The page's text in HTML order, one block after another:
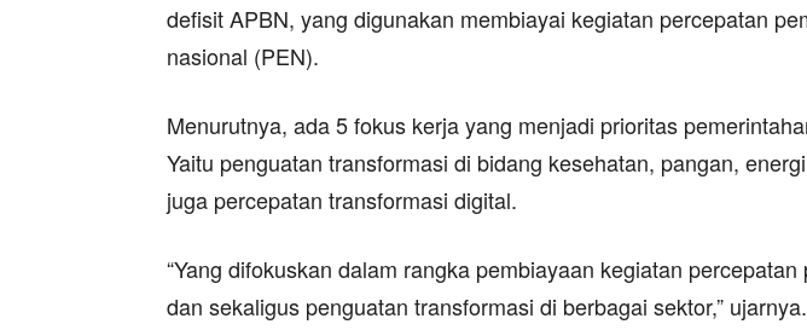
defisit APBN, yang digunakan membiayai kegiatan percepatan
nasional (PEN).
Menurutnya, ada 5 fokus kerja yang menjadi prioritas
Yaitu penguatan transformasi di bidang kesehatan, pangan,
juga percepatan transformasi digital.
“Yang difokuskan dalam rangka pembiayaan kegiatan
dan sekaligus penguatan transformasi di berbagai sektor,” ujarnya.